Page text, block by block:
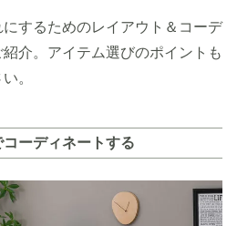
するためのレイアウト＆コーデ
介。アイテム選びのポイントも
。
ーディネートする